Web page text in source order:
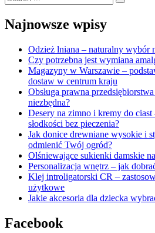
for:
Najnowsze wpisy
Odzież lniana – naturalny wybór
Czy potrzebna jest wymiana
Magazyny w Warszawie –
dostaw w centrum kraju
Obsługa prawna
niezbędna?
Desery na zimno i kremy do
słodkości bez pieczenia?
Jak donice drewniane wysokie i
odmienić Twój ogród?
Olśniewające sukienki damskie
Personalizacja wnętrz – jak
Klej introligatorski CR –
użytkowe
Jakie akcesoria dla dziecka
Facebook